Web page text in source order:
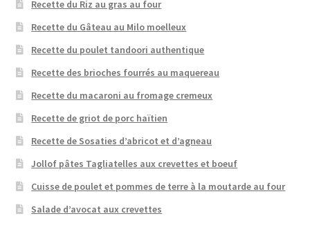
Recette du Riz au gras au four
Recette du Gâteau au Milo moelleux
Recette du poulet tandoori authentique
Recette des brioches fourrés au maquereau
Recette du macaroni au fromage cremeux
Recette de griot de porc haïtien
Recette de Sosaties d’abricot et d’agneau
Jollof pâtes Tagliatelles aux crevettes et boeuf
Cuisse de poulet et pommes de terre à la moutarde au four
Salade d’avocat aux crevettes